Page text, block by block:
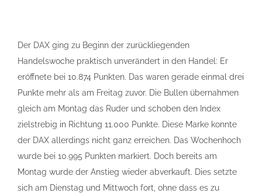
Der DAX ging zu Beginn der zurückliegenden
Handelswoche praktisch unverändert in den Handel: Er
eröffnete bei 10.874 Punkten. Das waren gerade einmal drei
Punkte mehr als am Freitag zuvor. Die Bullen übernahmen
gleich am Montag das Ruder und schoben den Index
zielstrebig in Richtung 11.000 Punkte. Diese Marke konnte
der DAX allerdings nicht ganz erreichen. Das Wochenhoch
wurde bei 10.995 Punkten markiert. Doch bereits am
Montag wurde der Anstieg wieder abverkauft. Dies setzte
sich am Dienstag und Mittwoch fort, ohne dass es zu